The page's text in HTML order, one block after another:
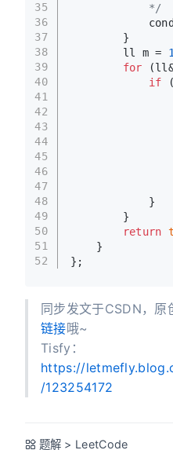
35
36
37
38
39
40
41
42
43
44
45
46
47
48
49
50
51
52
            */
        }
        ll m =
for
if
            }
        }
return
    }
};
同步发文于CSDN，原
链接哦~
Tisfy：
https://
/123254172
题解 > LeetCode